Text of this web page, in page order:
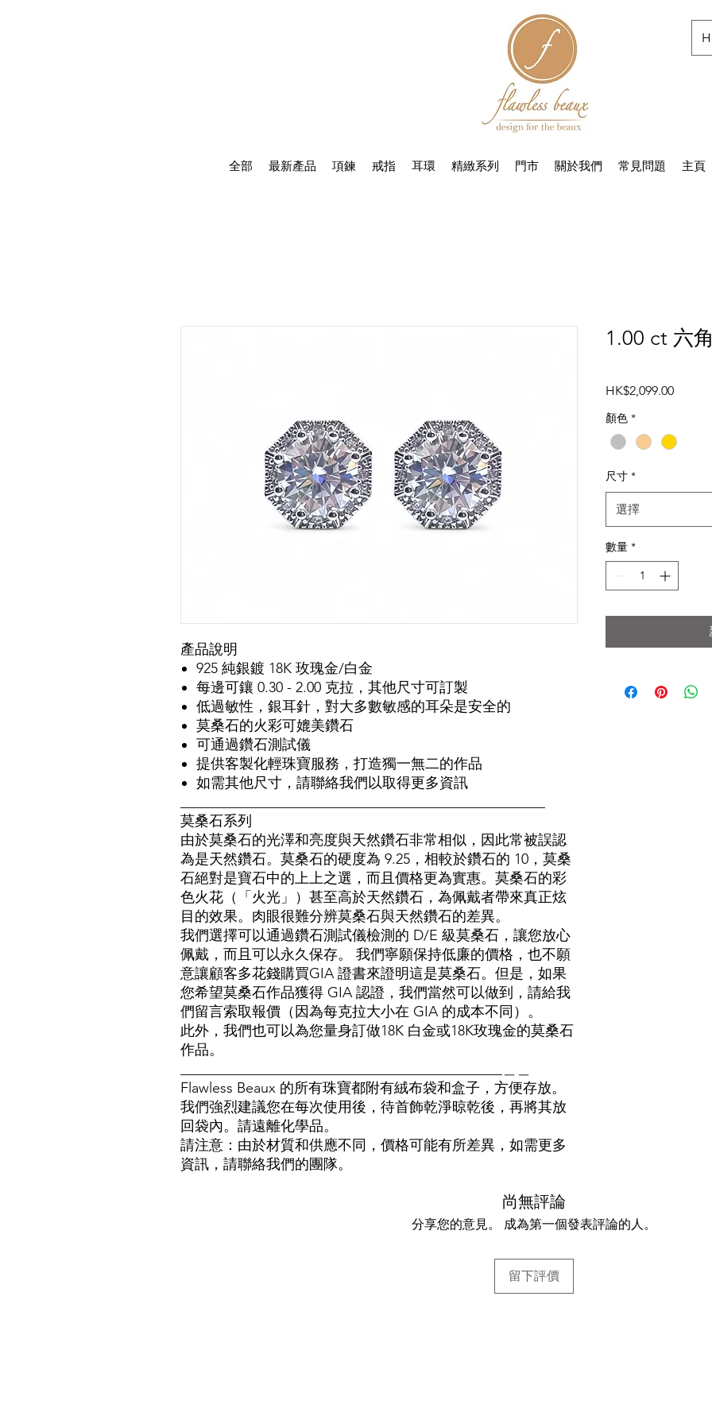
全部 最新產品 項鍊 戒指 耳環 精緻系列 門市 關於我們 常見問題 主頁
產品說明
925 純銀鍍 18K 玫瑰金/白金
每邊可鑲 0.30 - 2.00 克拉，其他尺寸可訂製
低過敏性，銀耳針，對大多數敏感的耳朵是安全的
莫桑石的火彩可媲美鑽石
可通過鑽石測試儀
提供客製化輕珠寶服務，打造獨一無二的作品
如需其他尺寸，請聯絡我們以取得更多資訊
莫桑石系列
由於莫桑石的光澤和亮度與天然鑽石非常相似，因此常被誤認
為是天然鑽石。莫桑石的硬度為 9.25，相較於鑽石的 10，莫桑
石絕對是寶石中的上上之選，而且價格更為實惠。莫桑石的彩
色火花（「火光」）甚至高於天然鑽石，為佩戴者帶來真正炫
目的效果。肉眼很難分辨莫桑石與天然鑽石的差異。
我們選擇可以通過鑽石測試儀檢測的 D/E 級莫桑石，讓您放心
佩戴，而且可以永久保存。 我們寧願保持低廉的價格，也不願
意讓顧客多花錢購買GIA 證書來證明這是莫桑石。但是，如果
您希望莫桑石作品獲得 GIA 認證，我們當然可以做到，請給我
們留言索取報價（因為每克拉大小在 GIA 的成本不同）。
此外，我們也可以為您量身訂做18K 白金或18K玫瑰金的莫桑石
作品。
Flawless Beaux 的所有珠寶都附有絨布袋和盒子，方便存放。
我們強烈建議您在每次使用後，待首飾乾淨晾乾後，再將其放
回袋內。請遠離化學品。
請注意：由於材質和供應不同，價格可能有所差異，如需更多
資訊，請聯絡我們的團隊。
1.00 ct 六
HK$2,099.00價
顏色 *
尺寸 *
選擇
數量 *
尚無評論
分享您的意見。 成為第一個發表評論的人。
留下評價